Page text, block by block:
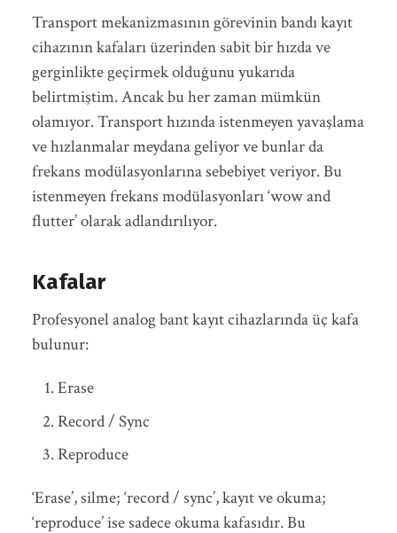
Transport mekanizmasının görevinin bandı kayıt
cihazının kafaları üzerinden sabit bir hızda ve
gerginlikte geçirmek olduğunu yukarıda
belirtmiştim. Ancak bu her zaman mümkün
olamıyor. Transport hızında istenmeyen yavaşlama
ve hızlanmalar meydana geliyor ve bunlar da
frekans modülasyonlarına sebebiyet veriyor. Bu
istenmeyen frekans modülasyonları ‘wow and
flutter’ olarak adlandırılıyor.
Kafalar
Profesyonel analog bant kayıt cihazlarında üç kafa
bulunur:
Erase
Record / Sync
Reproduce
‘Erase’, silme; ‘record / sync’, kayıt ve okuma;
‘reproduce’ ise sadece okuma kafasıdır. Bu